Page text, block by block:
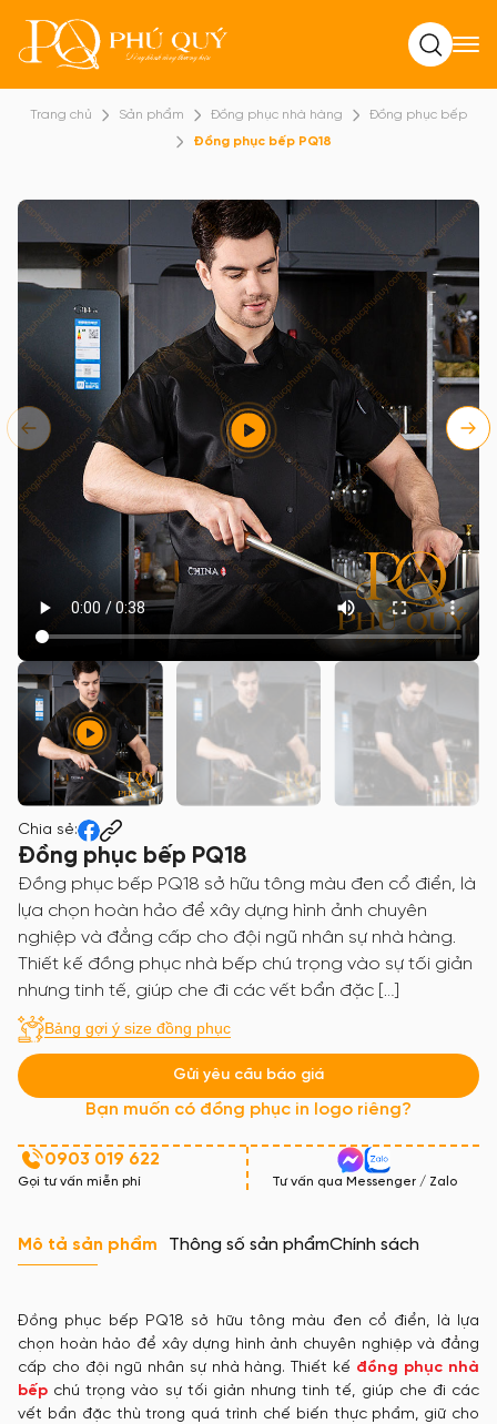
Tìm kiếm
Trang chủ Sản phẩm Đồng phục nhà hàng
Đồng phục bếp
Đồng phục bếp PQ18
Chia sẻ:
Đồng phục bếp PQ18
Đồng phục bếp PQ18 sở hữu tông màu đen cổ điển, là
lựa chọn hoàn hảo để xây dựng hình ảnh chuyên
nghiệp và đẳng cấp cho đội ngũ nhân sự nhà hàng.
Thiết kế đồng phục nhà bếp chú trọng vào sự tối giản
nhưng tinh tế, giúp che đi các vết bẩn đặc […]
Bảng gợi ý size đồng phục
Gửi yêu cầu báo giá
Bạn muốn có đồng phục in logo riêng?
0903 019 622
Gọi tư vấn miễn phí Tư vấn qua Messenger / Zalo
Mô tả sản phẩm Thông số sản phẩmChính sách
Đồng phục bếp PQ18 sở hữu tông màu đen cổ điển, là lựa
chọn hoàn hảo để xây dựng hình ảnh chuyên nghiệp và đẳng
cấp cho đội ngũ nhân sự nhà hàng. Thiết kế đồng phục nhà
bếp chú trọng vào sự tối giản nhưng tinh tế, giúp che đi các
vết bẩn đặc thù trong quá trình chế biến thực phẩm, giữ cho